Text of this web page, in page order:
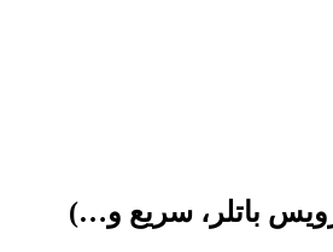
باتلر، سریع و…)